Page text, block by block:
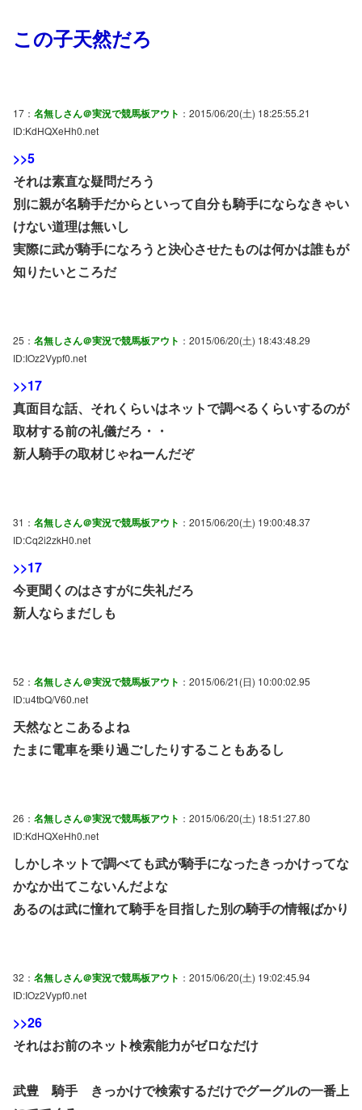
この子天然だろ
17： 名無しさん＠実況で競馬板アウト ：2015/06/20(土) 18:25:55.21
ID:KdHQXeHh0.net
>>5
それは素直な疑問だろう
別に親が名騎手だからといって自分も騎手にならなきゃい
けない道理は無いし
実際に武が騎手になろうと決心させたものは何かは誰もが
知りたいところだ
25： 名無しさん＠実況で競馬板アウト ：2015/06/20(土) 18:43:48.29
ID:IOz2Vypf0.net
>>17
真面目な話、それくらいはネットで調べるくらいするのが
取材する前の礼儀だろ・・
新人騎手の取材じゃねーんだぞ
31： 名無しさん＠実況で競馬板アウト ：2015/06/20(土) 19:00:48.37
ID:Cq2i2zkH0.net
>>17
今更聞くのはさすがに失礼だろ
新人ならまだしも
52： 名無しさん＠実況で競馬板アウト ：2015/06/21(日) 10:00:02.95
ID:u4tbQ/V60.net
天然なとこあるよね
たまに電車を乗り過ごしたりすることもあるし
26： 名無しさん＠実況で競馬板アウト ：2015/06/20(土) 18:51:27.80
ID:KdHQXeHh0.net
しかしネットで調べても武が騎手になったきっかけってな
かなか出てこないんだよな
あるのは武に憧れて騎手を目指した別の騎手の情報ばかり
32： 名無しさん＠実況で競馬板アウト ：2015/06/20(土) 19:02:45.94
ID:IOz2Vypf0.net
>>26
それはお前のネット検索能力がゼロなだけ
武豊 騎手 きっかけで検索するだけでグーグルの一番上